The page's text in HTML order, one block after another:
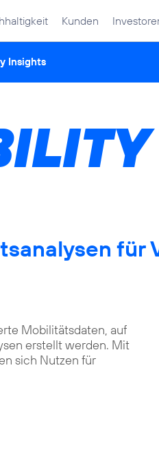
Kunden
Insights
für
Mobilitätsdaten, auf
erstellt werden. Mit
sich Nutzen für